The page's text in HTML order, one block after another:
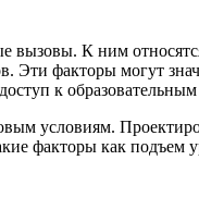
вызовы. К ним
Эти факторы могут
к образовательным
условиям.
факторы как подъем